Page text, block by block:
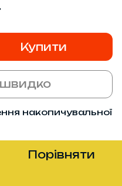
Купити
накопичувальної
Порівняти